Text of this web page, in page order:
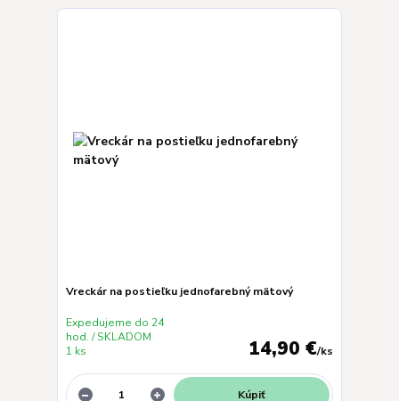
Vreckár na postieľku jednofarebný mätový
14,90 €/ks
Expedujeme do 24
hod. / SKLADOM
1 ks
Kúpiť